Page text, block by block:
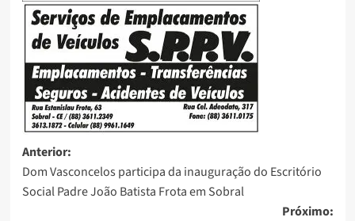
Anterior:
Dom Vasconcelos participa da inauguração do Escritório
Social Padre João Batista Frota em Sobral
Próximo: